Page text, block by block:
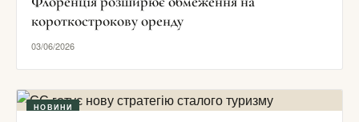
короткострокову оренду
03/06/2026
НОВИНИ